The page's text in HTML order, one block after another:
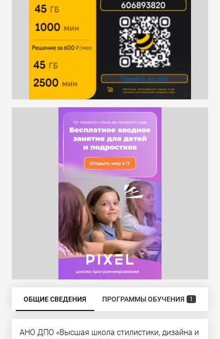
ОБЩИЕ СВЕДЕНИЯ ПРОГРАММЫ ОБУЧЕНИЯ 1
АНО ДПО «Высшая школа стилистики, дизайна и